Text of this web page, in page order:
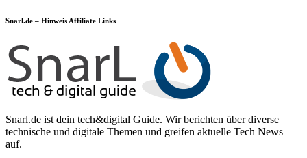
Snarl.de – Hinweis Affiliate Links
Snarl.de ist dein tech&digital Guide. Wir berichten über diverse
technische und digitale Themen und greifen aktuelle Tech News
auf.